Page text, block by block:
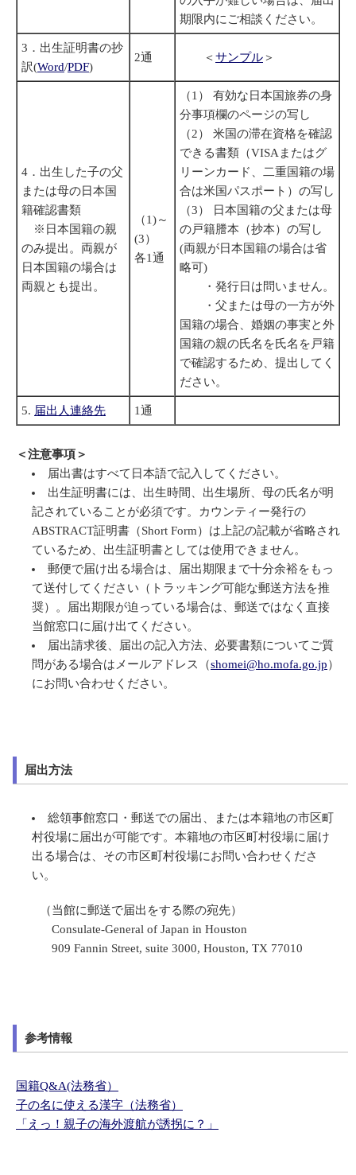
期限内にご相談ください。
3．出生証明書の抄
訳(Word/PDF)
2通 ＜サンプル＞
4．出生した子の父
または母の日本国
籍確認書類
※日本国籍の親
のみ提出。両親が
日本国籍の場合は
両親とも提出。
（1)～
(3）
各1通
（1） 有効な日本国旅券の身
分事項欄のページの写し
（2） 米国の滞在資格を確認
できる書類（VISAまたはグ
リーンカード、二重国籍の場
合は米国パスポート）の写し
（3） 日本国籍の父または母
の戸籍謄本（抄本）の写し
(両親が日本国籍の場合は省
略可)
・発行日は問いません。
・父または母の一方が外
国籍の場合、婚姻の事実と外
国籍の親の氏名を氏名を戸籍
で確認するため、提出してく
ださい。
5. 届出人連絡先 1通
＜注意事項＞
届出書はすべて日本語で記入してください。
出生証明書には、出生時間、出生場所、母の氏名が明
記されていることが必須です。カウンティー発行の
ABSTRACT証明書（Short Form）は上記の記載が省略され
ているため、出生証明書としては使用できません。
郵便で届け出る場合は、届出期限まで十分余裕をもっ
て送付してください（トラッキング可能な郵送方法を推
奨）。届出期限が迫っている場合は、郵送ではなく直接
当館窓口に届け出てください。
届出請求後、届出の記入方法、必要書類についてご質
問がある場合はメールアドレス（shomei@ho.mofa.go.jp）
にお問い合わせください。
届出方法
総領事館窓口・郵送での届出、または本籍地の市区町
村役場に届出が可能です。本籍地の市区町村役場に届け
出る場合は、その市区町村役場にお問い合わせくださ
い。
（当館に郵送で届出をする際の宛先）
Consulate-General of Japan in Houston
909 Fannin Street, suite 3000, Houston, TX 77010
参考情報
国籍Q&A(法務省）
子の名に使える漢字（法務省）
「えっ！親子の海外渡航が誘拐に？」